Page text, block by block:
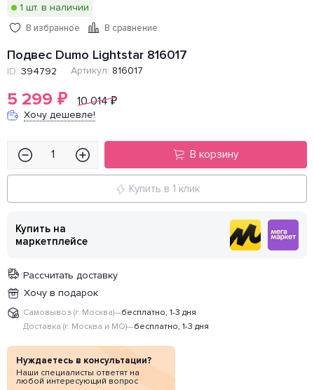
1 шт. в наличии
В избранное В сравнение
Подвес Dumo Lightstar 816017
ID: 394792 Артикул: 816017
5 299 ₽ 10 014₽
Хочу дешевле!
В корзину
Купить в 1 клик
Купить на
маркетплейсе
Рассчитать доставку
Хочу в подарок
Самовывоз (г. Москва)—бесплатно, 1-3 дня
Доставка (г. Москва и МО)—бесплатно, 1-3 дня
Нуждаетесь в консультации?
Наши специалисты ответят на
любой интересующий вопрос